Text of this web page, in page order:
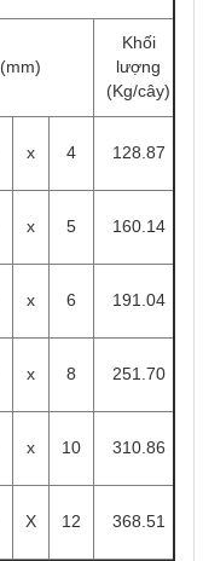
Khối
lượng
(Kg/cây)
x 4 128.87
x 5 160.14
x 6 191.04
x 8 251.70
x 10 310.86
X 12 368.51